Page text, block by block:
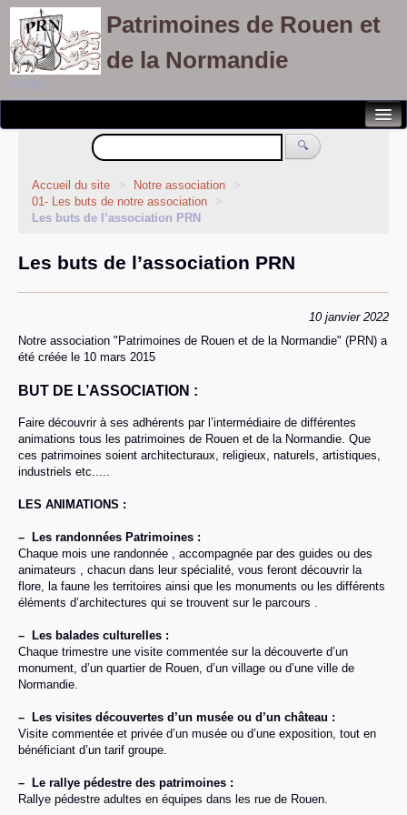
Patrimoines de Rouen et
de la Normandie
PRN
Notre association
Randonnées patrimoines
Visites découvertes
🔍
Accueil du site > Notre association
>
01- Les buts de notre association
>
Les buts de l’association PRN
Les buts de l’association PRN
10 janvier 2022
Notre association "Patrimoines de Rouen et de la Normandie" (PRN) a
été créée le 10 mars 2015
BUT DE L’ASSOCIATION :
Faire découvrir à ses adhérents par l’intermédiaire de différentes
animations tous les patrimoines de Rouen et de la Normandie. Que
ces patrimoines soient architecturaux, religieux, naturels, artistiques,
industriels etc.....
LES ANIMATIONS :
–
Les randonnées Patrimoines :
Chaque mois une randonnée , accompagnée par des guides ou des
animateurs , chacun dans leur spécialité, vous feront découvrir la
flore, la faune les territoires ainsi que les monuments ou les différents
éléments d’architectures qui se trouvent sur le parcours .
–
Les balades culturelles :
Chaque trimestre une visite commentée sur la découverte d’un
monument, d’un quartier de Rouen, d’un village ou d’une ville de
Normandie.
–
Les visites découvertes d’un musée ou d’un château :
Visite commentée et privée d’un musée ou d’une exposition, tout en
bénéficiant d’un tarif groupe.
–
Le rallye pédestre des patrimoines :
Rallye pédestre adultes en équipes dans les rue de Rouen.